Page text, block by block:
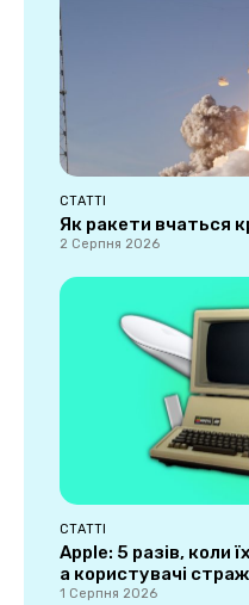
СТАТТІ
Як ракети вчаться
2 Серпня 2026
СТАТТІ
Apple: 5 разів, коли
а користувачі
1 Серпня 2026